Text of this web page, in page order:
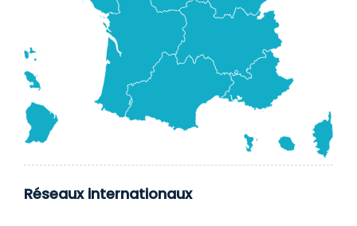
Réseaux internationaux